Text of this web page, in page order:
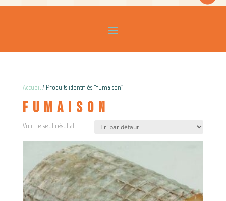
Accueil/ Produits identifiés “fumaison”
fumaison
Voici le seul résultat